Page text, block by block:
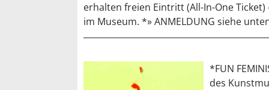
erhalten freien Eintritt (All-In-One
im Museum. *» ANMELDUNG siehe
*FUN
des